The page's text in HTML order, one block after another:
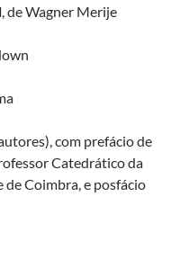
, de Wagner Merije
com prefácio de
Catedrático da
de Coimbra, e posfácio